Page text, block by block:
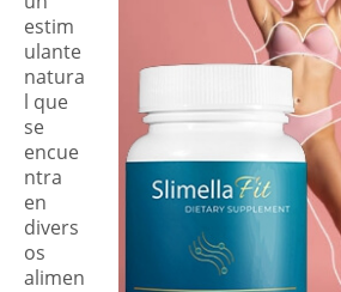
estim
ulante
natura
l que
se
encue
ntra
en
divers
os
alimen